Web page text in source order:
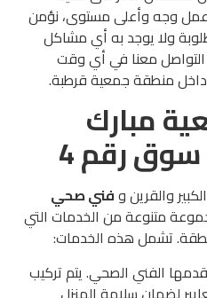
وجه وأعلى مستوى، نؤمن
ولا يوجد به أي مشاكل
معنا في أي وقت
منطقة جمعية قرطبة.
مبارك
سوق رقم 4
والقرين وفني صحي
متنوعة من الخدمات التي
تشمل هذه الخدمات:
الفني الصحي. يتم تركيب